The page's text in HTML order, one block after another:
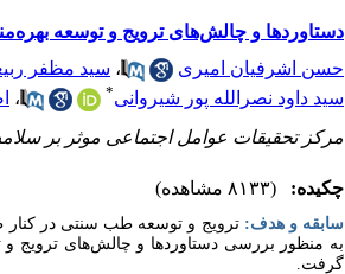
دستاوردها و چالش‌های ترویج و توسعه
حسن اشرفیان امیری
، سید مظفر
سید داود نصرالله پور شیروانی* ،
مرکز تحقیقات عوامل اجتماعی موثر بر
چکیده: (۸۱۳۳ مشاهده)
سابقه و هدف: ترویج و توسعه طب سنتی در کنار
به منظور بررسی دستاوردها و چالش­‌های ترویج و
گرفت.